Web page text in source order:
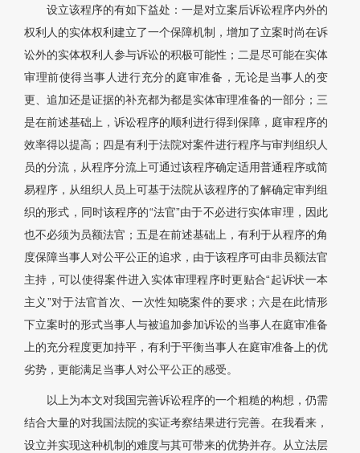
设立该程序的有如下益处：一是对立案后诉讼程序内外的
权利人的实体权利建立了一个保障机制，增加了立案时尚在诉
讼外的实体权利人参与诉讼的积极可能性；二是尽可能在实体
审理前使得当事人进行充分的庭审准备，无论是当事人的变
更、追加还是证据的补充都为都是实体审理准备的一部分；三
是在前述基础上，诉讼程序的顺利进行得到保障，庭审程序的
效率得以提高；四是有利于法院对案件进行程序与审判组织人
员的分流，从程序分流上可通过该程序确定适用普通程序或简
易程序，从组织人员上可基于法院从该程序的了解确定审判组
织的形式，同时该程序的“法官”由于不必进行实体审理，因此
也不必须为员额法官；五是在前述基础上，有利于从程序的角
度保障当事人对公平公正的追求，由于该程序可由非员额法官
主持，可以使得案件进入实体审理程序时更贴合“起诉状一本
主义”对于法官首次、一次性知晓案件的要求；六是在此情形
下立案时的形式当事人与被追加参加诉讼的当事人在庭审准备
上的充分程度更加持平，有利于平衡当事人在庭审准备上的优
劣势，更能满足当事人对公平公正的感受。
以上为本文对我国完善诉讼程序的一个粗糙的构想，仍需
结合大量的对我国法院的实证考察结果进行完善。在我看来，
设立并实现这种机制的难度与其可带来的优势并存。从立法层